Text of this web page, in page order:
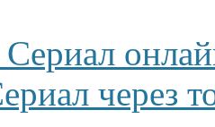
через